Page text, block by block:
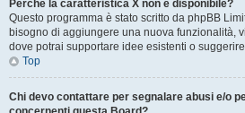
Perché la caratteristica X non è disponibile?
Questo programma è stato scritto da phpBB
bisogno di aggiungere una nuova funzionalità,
dove potrai supportare idee esistenti o
Top
Chi devo contattare per segnalare abusi e/o